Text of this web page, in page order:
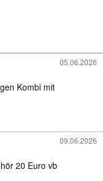
05.06.2026
Kombi mit
09.06.2026
20 Euro vb